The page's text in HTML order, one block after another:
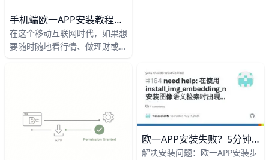
手机端欧一APP安装教程：详细步骤与常见问题解析
在这个移动互联网时代，如果想
要随时随地看行情、做理财或交
“系统拦截安装”“打不开APP”等
情况，甚至反复安装失败，浪费
时间和精力。为了让你一次搞
iPhone 14，确保你一看就懂。
udn+1
欧一APP安装失败？5分钟搞定常见错误！
解决安装问题：欧一APP安装步